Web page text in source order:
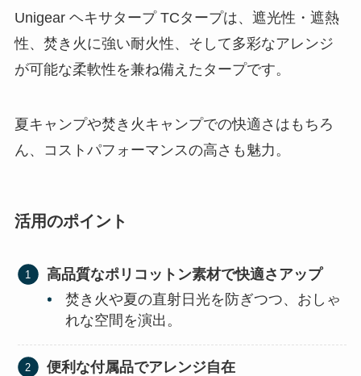
Unigear ヘキサタープ TCタープは、遮光性・遮熱
性、焚き火に強い耐火性、そして多彩なアレンジ
が可能な柔軟性を兼ね備えたタープです。
夏キャンプや焚き火キャンプでの快適さはもちろ
ん、コストパフォーマンスの高さも魅力。
活用のポイント
高品質なポリコットン素材で快適さアップ
焚き火や夏の直射日光を防ぎつつ、おしゃ
れな空間を演出。
便利な付属品でアレンジ自在